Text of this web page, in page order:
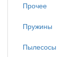
Прочее
Пружины
Пылесосы